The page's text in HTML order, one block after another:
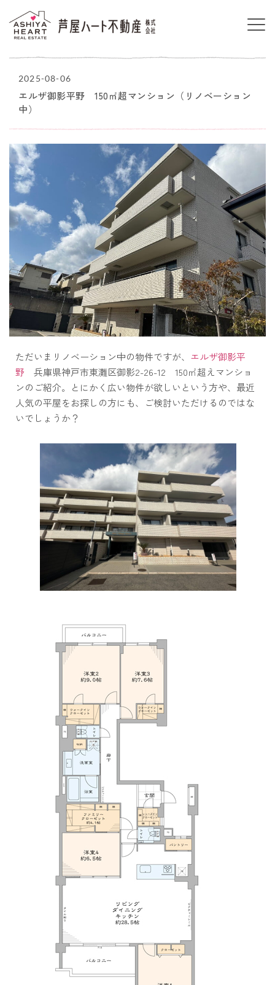
2025-08-06
エルザ御影平野 150㎡超マンション（リノベーション
中）
ただいまリノベーション中の物件ですが、 エルザ御影平
野 兵庫県神戸市東灘区御影2-26-12 150㎡超えマンショ
ンのご紹介。とにかく広い物件が欲しいという方や、最近
人気の平屋をお探しの方にも、ご検討いただけるのではな
いでしょうか？